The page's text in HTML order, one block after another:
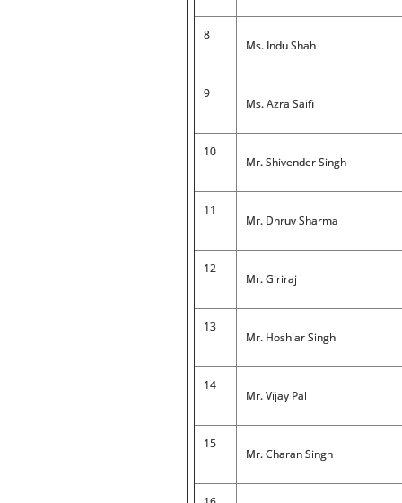
8
Ms. Indu Shah
9
Ms. Azra Saifi
10
Mr. Shivender Singh
11
Mr. Dhruv Sharma
12
Mr. Giriraj
13
Mr. Hoshiar Singh
14
Mr. Vijay Pal
15
Mr. Charan Singh